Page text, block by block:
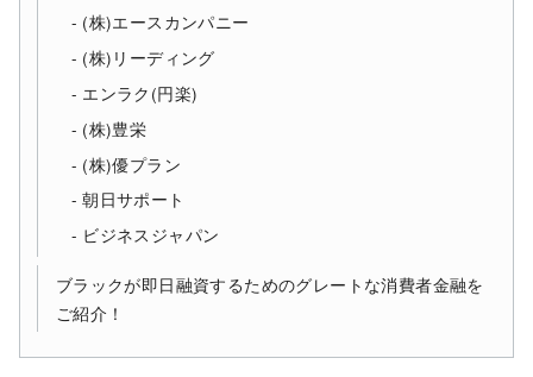
(株)エースカンパニー
(株)リーディング
エンラク(円楽)
(株)豊栄
(株)優プラン
朝日サポート
ビジネスジャパン
ブラックが即日融資するためのグレートな消費者金融を
ご紹介！